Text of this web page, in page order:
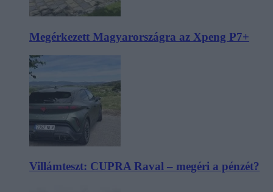
Megérkezett Magyarországra az Xpeng P7+
Villámteszt: CUPRA Raval – megéri a pénzét?